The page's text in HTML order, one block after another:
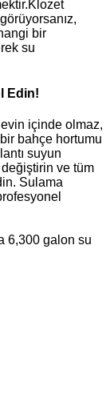
bir
su
Edin!
evin içinde olmaz,
bir bahçe hortumu
suyun
değiştirin ve tüm
Sulama
6,300 galon su